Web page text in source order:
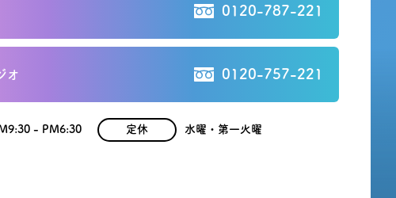
0120-787-221
オ 0120-757-221
- PM6:30 定休 水曜・第一火曜